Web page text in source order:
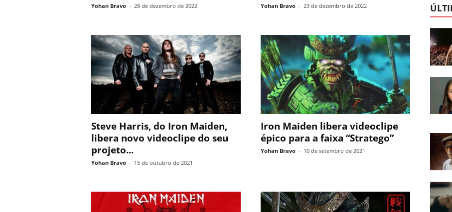
Yohan Bravo - 28 de dezembro de 2022 Yohan Bravo - 23 de dezembro de 2022
Steve Harris, do Iron Maiden,
libera novo videoclipe do seu
projeto...
Yohan Bravo - 15 de outubro de 2021
Iron Maiden libera videoclipe
épico para a faixa “Stratego”
Yohan Bravo - 10 de setembro de 2021